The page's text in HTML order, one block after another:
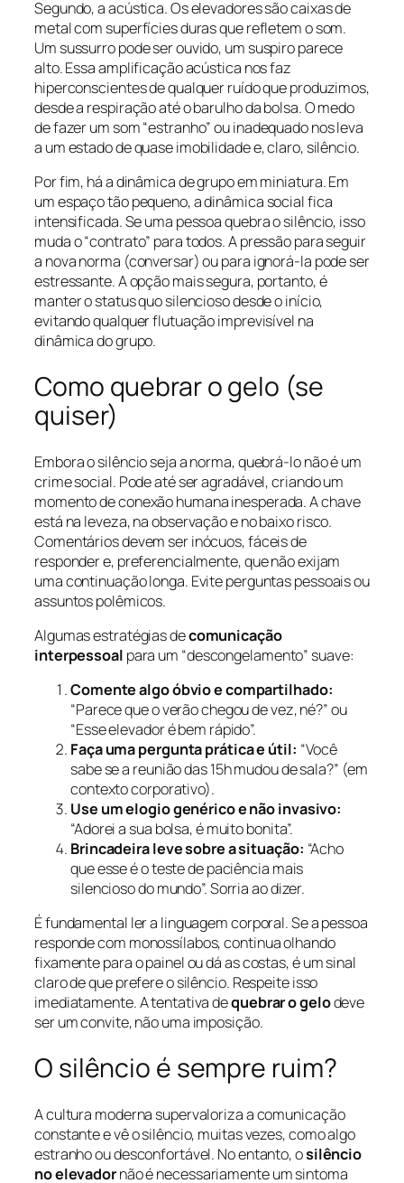
Segundo, a acústica. Os elevadores são caixas de
metal com superfícies duras que refletem o som.
Um sussurro pode ser ouvido, um suspiro parece
alto. Essa amplificação acústica nos faz
hiperconscientes de qualquer ruído que produzimos,
desde a respiração até o barulho da bolsa. O medo
de fazer um som “estranho” ou inadequado nos leva
a um estado de quase imobilidade e, claro, silêncio.
Por fim, há a dinâmica de grupo em miniatura. Em
um espaço tão pequeno, a dinâmica social fica
intensificada. Se uma pessoa quebra o silêncio, isso
muda o “contrato” para todos. A pressão para seguir
a nova norma (conversar) ou para ignorá-la pode ser
estressante. A opção mais segura, portanto, é
manter o status quo silencioso desde o início,
evitando qualquer flutuação imprevisível na
dinâmica do grupo.
Como quebrar o gelo (se
quiser)
Embora o silêncio seja a norma, quebrá-lo não é um
crime social. Pode até ser agradável, criando um
momento de conexão humana inesperada. A chave
está na leveza, na observação e no baixo risco.
Comentários devem ser inócuos, fáceis de
responder e, preferencialmente, que não exijam
uma continuação longa. Evite perguntas pessoais ou
assuntos polêmicos.
Algumas estratégias decomunicação
interpessoal para um “descongelamento” suave:
Comente algo óbvio e compartilhado:
“Parece que o verão chegou de vez, né?” ou
“Esse elevador é bem rápido”.
Faça uma pergunta prática e útil: “Você
sabe se a reunião das 15h mudou de sala?” (em
contexto corporativo).
Use um elogio genérico e não invasivo:
“Adorei a sua bolsa, é muito bonita”.
Brincadeira leve sobre a situação: “Acho
que esse é o teste de paciência mais
silencioso do mundo”. Sorria ao dizer.
É fundamental ler a linguagem corporal. Se a pessoa
responde com monossílabos, continua olhando
fixamente para o painel ou dá as costas, é um sinal
claro de que prefere o silêncio. Respeite isso
imediatamente. A tentativa dequebrar o gelodeve
ser um convite, não uma imposição.
O silêncio é sempre ruim?
A cultura moderna supervaloriza a comunicação
constante e vê o silêncio, muitas vezes, como algo
estranho ou desconfortável. No entanto, osilêncio
no elevadornão é necessariamente um sintoma